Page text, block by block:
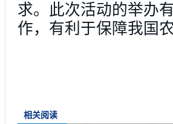
求。此次活动的举办
作，有利于保障我国
相关阅读